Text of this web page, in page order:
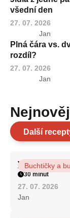
všední den
27. 07. 2026
Jan
Plná čára vs.
rozdíl?
27. 07. 2026
Jan
Další
Vláčná
Buchtičky a
30 minut
27. 07. 2026
Jan